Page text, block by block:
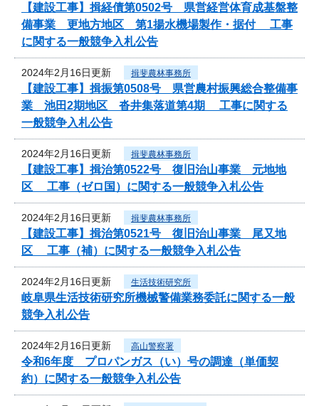
【建設工事】揖経債第0502号 県営経営体育成基盤整
備事業 更地方地区 第1揚水機場製作・据付 工事
に関する一般競争入札公告
2024年2月16日更新 揖斐農林事務所
【建設工事】揖振第0508号 県営農村振興総合整備事
業 池田2期地区 沓井集落道第4期 工事に関する
一般競争入札公告
2024年2月16日更新 揖斐農林事務所
【建設工事】揖治第0522号 復旧治山事業 元地地
区 工事（ゼロ国）に関する一般競争入札公告
2024年2月16日更新 揖斐農林事務所
【建設工事】揖治第0521号 復旧治山事業 尾又地
区 工事（補）に関する一般競争入札公告
2024年2月16日更新 生活技術研究所
岐阜県生活技術研究所機械警備業務委託に関する一般
競争入札公告
2024年2月16日更新 高山警察署
令和6年度 プロパンガス（い）号の調達（単価契
約）に関する一般競争入札公告